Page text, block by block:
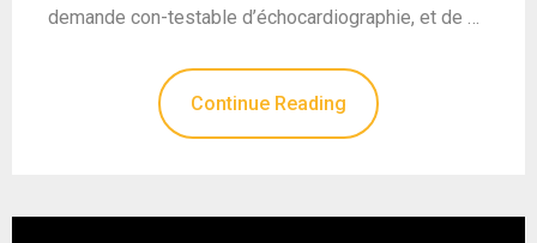
demande con-testable d’échocardiographie, et de …
Continue Reading